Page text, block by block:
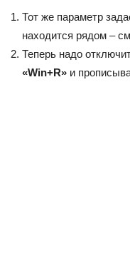
Тот же параметр
находится рядом –
Теперь надо
«Win+R» и